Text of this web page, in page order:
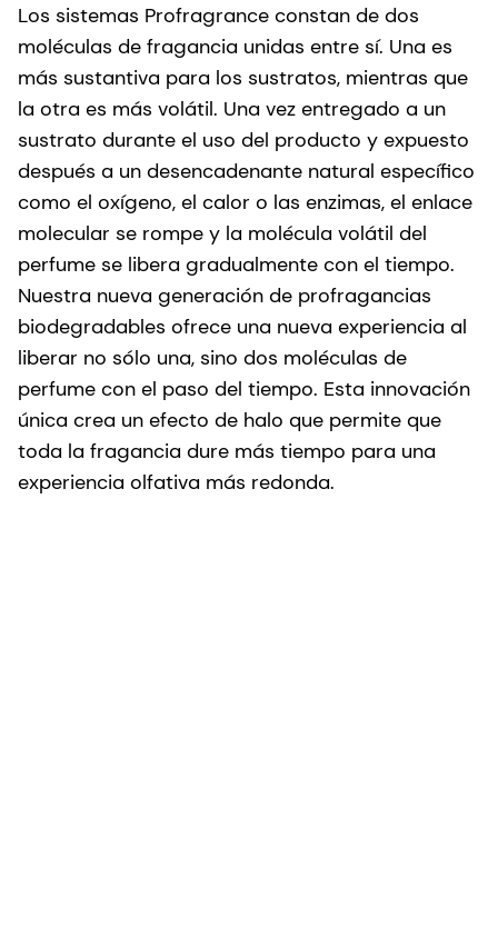
Los sistemas Profragrance constan de dos
moléculas de fragancia unidas entre sí. Una es
más sustantiva para los sustratos, mientras que
la otra es más volátil. Una vez entregado a un
sustrato durante el uso del producto y expuesto
después a un desencadenante natural específico
como el oxígeno, el calor o las enzimas, el enlace
molecular se rompe y la molécula volátil del
perfume se libera gradualmente con el tiempo.
Nuestra nueva generación de profragancias
biodegradables ofrece una nueva experiencia al
liberar no sólo una, sino dos moléculas de
perfume con el paso del tiempo. Esta innovación
única crea un efecto de halo que permite que
toda la fragancia dure más tiempo para una
experiencia olfativa más redonda.